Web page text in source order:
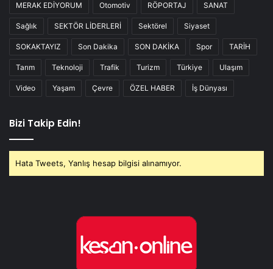
MERAK EDİYORUM Otomotiv RÖPORTAJ SANAT
Sağlık SEKTÖR LİDERLERİ Sektörel Siyaset
SOKAKTAYIZ Son Dakika SON DAKİKA Spor TARİH
Tarım Teknoloji Trafik Turizm Türkiye Ulaşım
Video Yaşam Çevre ÖZEL HABER İş Dünyası
Bizi Takip Edin!
Hata Tweets, Yanlış hesap bilgisi alınamıyor.